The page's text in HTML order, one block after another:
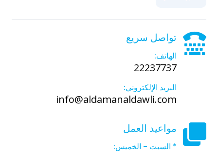
تواصل سريع
الهاتف:
22237737
البريد الإلكتروني:
info@aldamanaldawli.com
مواعيد العمل
* السبت - الخميس: